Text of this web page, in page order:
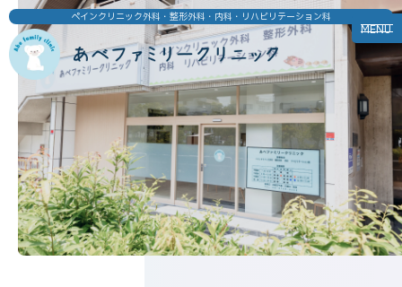
ペインクリニック外科・整形外科・内科・リハビリテーション科
MENU